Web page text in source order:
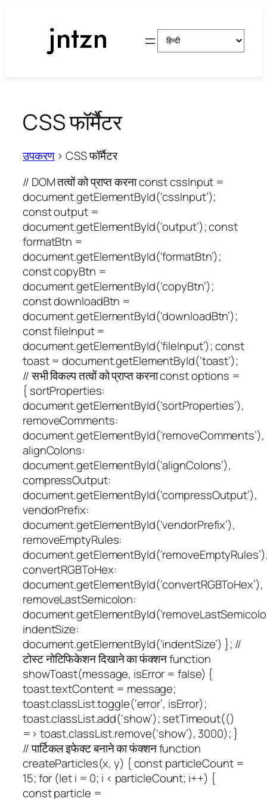
एक
भाषा
CSS फॉर्मैटर
उपकरण>CSS फॉर्मैटर
// DOM तत्वों को प्राप्त करना const cssInput =
document.getElementById(‘cssInput’);
const output =
document.getElementById(‘output’); const
formatBtn =
document.getElementById(‘formatBtn’);
const copyBtn =
document.getElementById(‘copyBtn’);
const downloadBtn =
document.getElementById(‘downloadBtn’);
const fileInput =
document.getElementById(‘fileInput’); const
toast = document.getElementById(‘toast’);
// सभी विकल्प तत्वों को प्राप्त करना const options =
{ sortProperties:
document.getElementById(‘sortProperties’),
removeComments:
document.getElementById(‘removeComments’),
alignColons:
document.getElementById(‘alignColons’),
compressOutput:
document.getElementById(‘compressOutput’),
vendorPrefix:
document.getElementById(‘vendorPrefix’),
removeEmptyRules:
convertRGBToHex:
document.getElementById(‘convertRGBToHex’),
removeLastSemicolon:
indentSize:
document.getElementById(‘indentSize’) }; //
टोस्ट नोटिफिकेशन दिखाने का फंक्शन function
showToast(message, isError = false) {
toast.textContent = message;
toast.classList.toggle(‘error’, isError);
toast.classList.add(‘show’); setTimeout(()
=> toast.classList.remove(‘show’), 3000); }
// पार्टिकल इफेक्ट बनाने का फंक्शन function
createParticles(x, y) { const particleCount =
15; for (let i = 0; i < particleCount; i++) {
const particle =